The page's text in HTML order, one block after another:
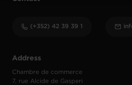
Address
Chambre de commerce
7, rue Alcide de Gasperi
(+352) 42 39 39 1